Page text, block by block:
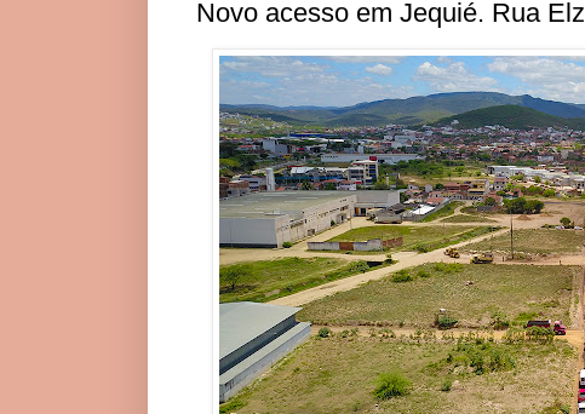
Novo acesso em Jequié. Rua